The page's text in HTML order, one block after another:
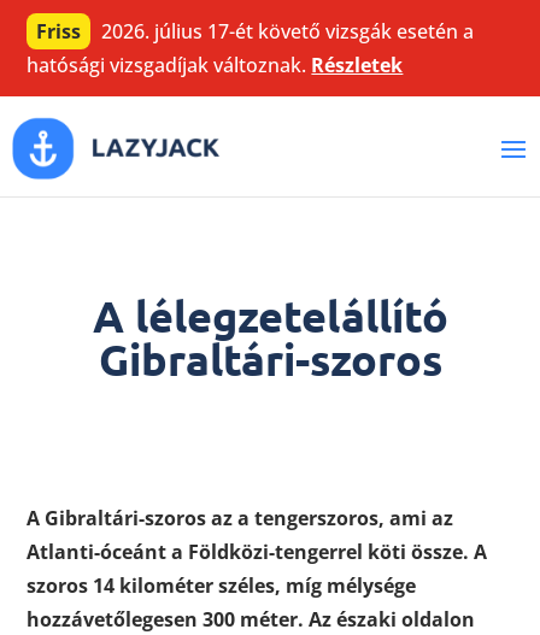
Friss
2026. július 17-ét követő vizsgák esetén a
hatósági vizsgadíjak változnak. Részletek
A lélegzetelállító
Gibraltári-szoros
A Gibraltári-szoros az a tengerszoros, ami az
Atlanti-óceánt a Földközi-tengerrel köti össze. A
szoros 14 kilométer széles, míg mélysége
hozzávetőlegesen 300 méter. Az északi oldalon